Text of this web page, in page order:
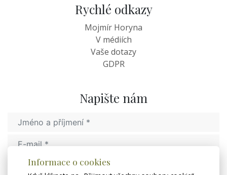
Informace o cookies
Rychlé odkazy
Mojmír Horyna
V médiích
Vaše dotazy
GDPR
Napište nám